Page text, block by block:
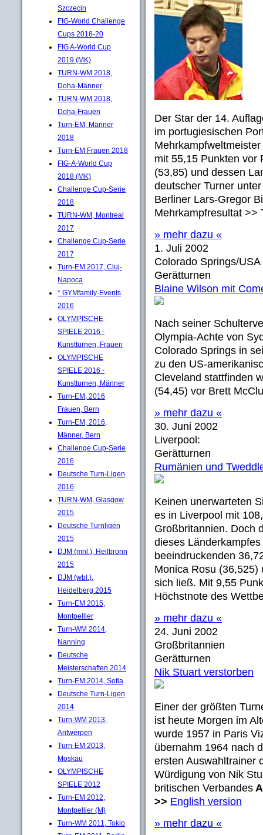
Szczecin
FIG-World Challenge
Cups 2018-20
FIG A-World Cup
2019 (MK)
TURN-WM 2018,
Doha-Männer
TURN-WM 2018,
Doha-Frauen
Turn-EM, Männer
2018
Turn-EM Frauen 2018
FIG-A-World Cup
2018 (MK)
Challenge Cup-Serie
2018
TURN-WM, Montreal
2017
Challenge Cup-Serie
2017
Turn-EM 2017, Cluj-
Napoca
* GYMfamily-Events
2016
OLYMPISCHE
SPIELE 2016 -
Kunstturnen, Frauen
OLYMPISCHE
SPIELE 2016 -
Kunstturnen, Männer
Turn-EM, 2016
Frauen, Bern
Turn-EM, 2016,
Männer, Bern
Challenge Cup-Serie
2016
Deutsche Turn-Ligen
2016
TURN-WM, Glasgow
2015
Deutsche Turnligen
2015
DJM (mnl.), Heilbronn
2015
DJM (wbl.),
Heidelberg 2015
Turn-EM 2015,
Montpellier
Turn-WM 2014,
Nanning
Deutsche
Meisterschaften 2014
Turn-EM 2014, Sofia
Deutsche Turn-Ligen
2014
Turn-WM 2013,
Antwerpen
Turn-EM 2013,
Moskau
OLYMPISCHE
SPIELE 2012
Turn-EM 2012,
Montpellier (M)
Turn-WM 2011, Tokio
Der Star der 14.
im portugiesischen
mit 55,15 Punkten vor
(53,85) und dessen
deutscher Turner
Berliner Lars-Gregor
Mehrkampfresultat >>
» mehr dazu «
1. Juli 2002
Colorado Springs/USA
Gerätturnen
Blaine Wilson mit
Nach seiner
Olympia-Achte von
Colorado Springs in
zu den US-
Cleveland stattfinden
(54,45) vor Brett
» mehr dazu «
30. Juni 2002
Liverpool:
Gerätturnen
Rumänien und
Keinen unerwarteten
es in Liverpool mit
Großbritannien. Doch
dieses
beeindruckenden
Monica Rosu
sich ließ. Mit 9,55
Höchstnote des
» mehr dazu «
24. Juni 2002
Großbritannien
Gerätturnen
Nik Stuart verstorben
Einer der größten
ist heute Morgen im
wurde 1957 in Paris
übernahm 1964 nach
ersten Auswahltrainer
Würdigung von Nik
britischen Verbandes
>> English version
» mehr dazu «